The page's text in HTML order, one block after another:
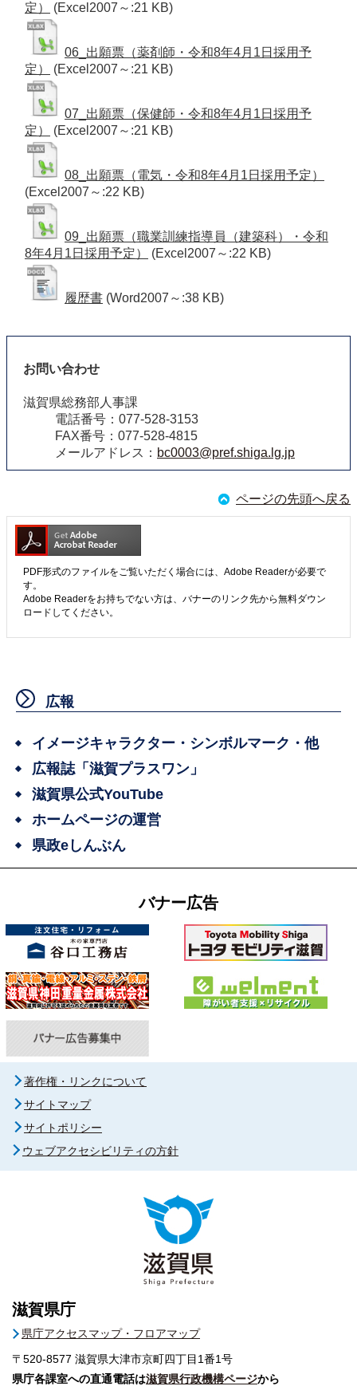
定）
(Excel2007～:21 KB)
06_出願票（薬剤師・令和8年4月1日採用予
定）
(Excel2007～:21 KB)
07_出願票（保健師・令和8年4月1日採用予
定）
(Excel2007～:21 KB)
08_出願票（電気・令和8年4月1日採用予定）
(Excel2007～:22 KB)
09_出願票（職業訓練指導員（建築科）・令和
8年4月1日採用予定）
(Excel2007～:22 KB)
履歴書 (Word2007～:38 KB)
お問い合わせ
滋賀県総務部人事課
電話番号：077-528-3153
FAX番号：077-528-4815
メールアドレス： bc0003@pref.shiga.lg.jp
ページの先頭へ戻る
PDF形式のファイルをご覧いただく場合には、Adobe Readerが必要で
す。
Adobe Readerをお持ちでない方は、バナーのリンク先から無料ダウン
ロードしてください。
広報
イメージキャラクター・シンボルマーク・他
広報誌「滋賀プラスワン」
滋賀県公式YouTube
ホームページの運営
県政eしんぶん
バナー広告
著作権・リンクについて
サイトマップ
サイトポリシー
ウェブアクセシビリティの方針
滋賀県庁
県庁アクセスマップ・フロアマップ
〒520-8577 滋賀県大津市京町四丁目1番1号
県庁各課室への直通電話は滋賀県行政機構ページから